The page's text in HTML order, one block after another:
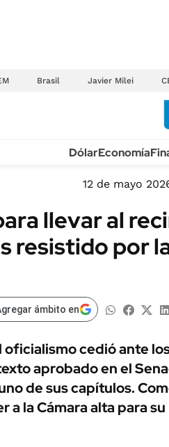
Brasil Javier Milei
MÉXICO
MUNDO
AUTOS
DólarEconomía
12 de mayo
llevar al
resistido por
ámbito en
oficialismo cedió ante
aprobado en el
de sus capítulos.
la Cámara alta para su